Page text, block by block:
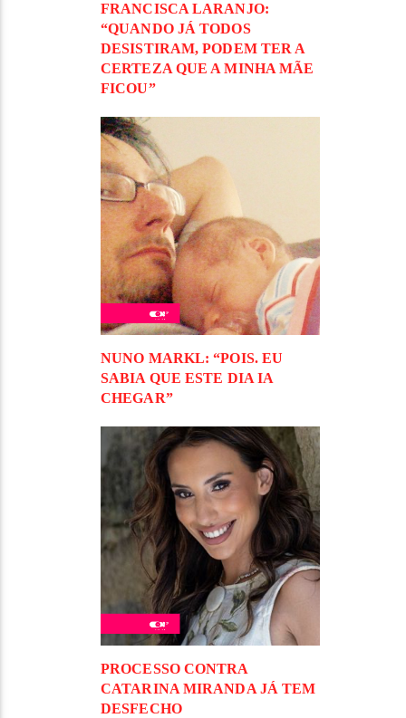
FRANCISCA LARANJO:
“QUANDO JÁ TODOS
DESISTIRAM, PODEM TER A
CERTEZA QUE A MINHA MÃE
FICOU”
NUNO MARKL: “POIS. EU
SABIA QUE ESTE DIA IA
CHEGAR”
PROCESSO CONTRA
CATARINA MIRANDA JÁ TEM
DESFECHO